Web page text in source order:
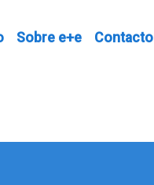
Sobre e+e Contacto